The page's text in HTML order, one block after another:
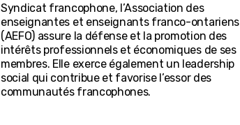
Syndicat francophone, l’Association des
enseignantes et enseignants franco-ontariens
(AEFO) assure la défense et la promotion des
intérêts professionnels et économiques de ses
membres. Elle exerce également un leadership
social qui contribue et favorise l’essor des
communautés francophones.